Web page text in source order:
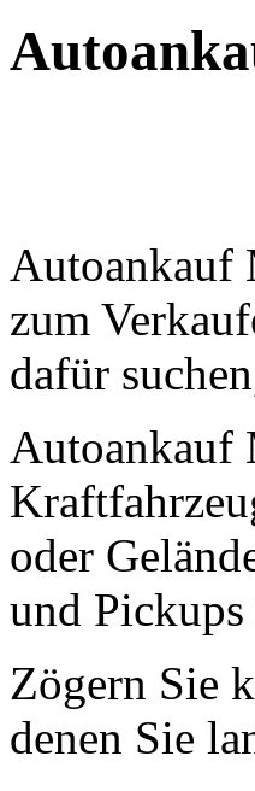
Autoankauf
zum
dafür
Autoankauf
oder
und
Zögern Sie
denen Sie